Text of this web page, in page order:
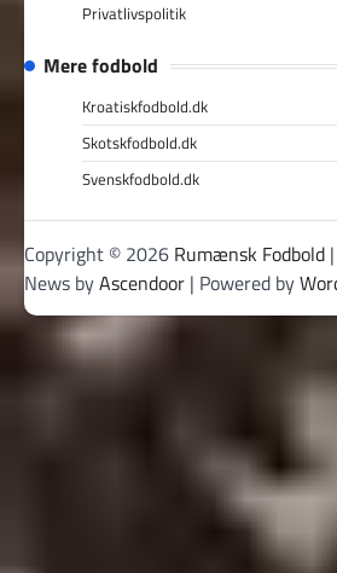
Privatlivspolitik
Mere fodbold
Kroatiskfodbold.dk
Skotskfodbold.dk
Svenskfodbold.dk
Copyright © 2026 Rumænsk Fodbold
News byAscendoor | Powered by